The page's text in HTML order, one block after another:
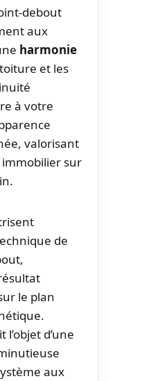
debout
aux
harmonie
et les
à votre
valorisant
sur
de
le plan
d’une
aux